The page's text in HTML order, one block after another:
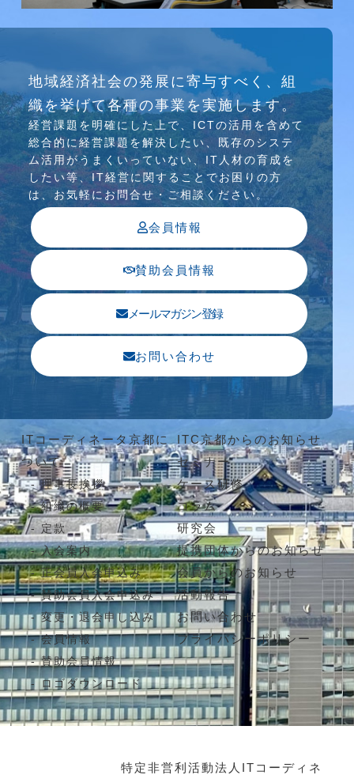
介護ソリューション研究会、WEB/SNS研究会を
行っています
地域経済社会の発展に寄与すべく、組
織を挙げて各種の事業を実施します。
経営課題を明確にした上で、ICTの活⽤を含めて
総合的に経営課題を解決したい、既存のシステ
ム活⽤がうまくいっていない、IT⼈材の育成を
したい等、IT経営に関することでお困りの⽅
は、お気軽にお問合せ・ご相談ください。
会員情報
賛助会員情報
メールマガジン登録
お問い合わせ
ITコーディネータ京都に
ついて
理事長挨拶
組織の概要
定款
入会案内
正会員入会申込み
賛助会員入会申込み
変更・退会申し込み
会員情報
賛助会員情報
ロゴダウンロード
ITC京都からのお知らせ
セミナー
ケース研修
コラム
研究会
提携団体からのお知らせ
会員からのお知らせ
活動報告
お問い合わせ
プライバシーポリシー
特定非営利活動法人ITコーディネ